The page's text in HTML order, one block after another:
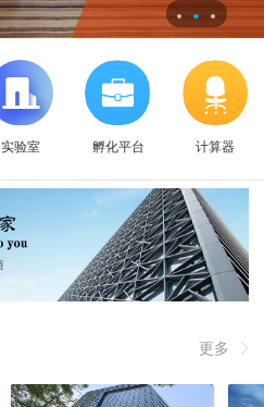
实验室 孵化平台 计算器
更多